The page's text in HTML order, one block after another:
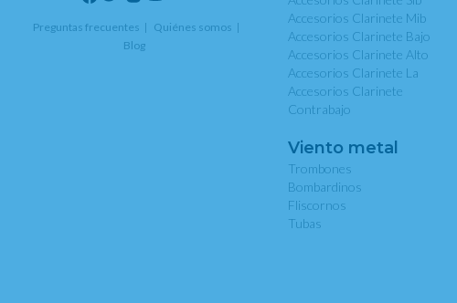
Preguntas frecuentes
Quiénes somos
Blog
Accesorios Clarinete Mib
Accesorios Clarinete Bajo
Accesorios Clarinete Alto
Accesorios Clarinete La
Accesorios Clarinete
Contrabajo
Viento metal
Trombones
Bombardinos
Fliscornos
Tubas